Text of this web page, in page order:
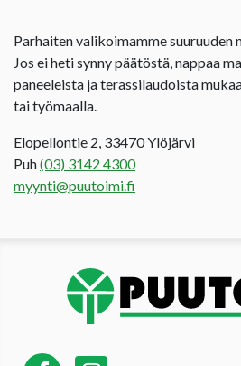
Parhaiten valikoimamme suuruuden
Jos ei heti synny päätöstä, nappaa
paneeleista ja terassilaudoista
tai työmaalla.
Elopellontie 2, 33470 Ylöjärvi
Puh(03) 3142 4300
myynti@puutoimi.fi